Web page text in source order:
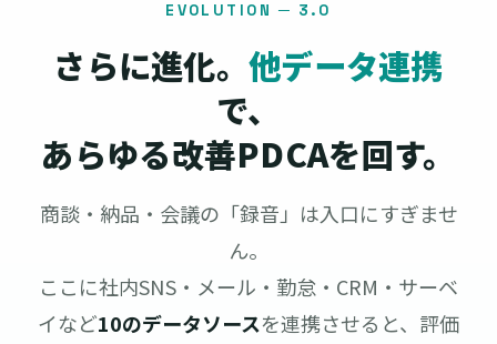
EVOLUTION ─ 3.0
さらに進化。 他データ連携
で、
あらゆる改善PDCAを回す。
商談・納品・会議の「録音」は入口にすぎませ
ん。
ここに社内SNS・メール・勤怠・CRM・サーベ
イなど10のデータソースを連携させると、評価